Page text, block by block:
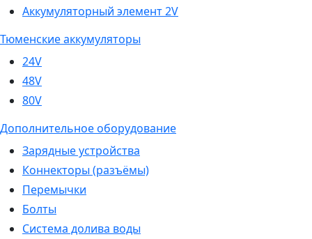
Аккумуляторный элемент 2V
Тюменские аккумуляторы
24V
48V
80V
Дополнительное оборудование
Зарядные устройства
Коннекторы (разъёмы)
Перемычки
Болты
Система долива воды